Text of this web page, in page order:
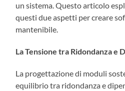
un sistema. Questo articolo
questi due aspetti per creare
mantenibile.
La Tensione tra Ridondanza e
La progettazione di moduli
equilibrio tra ridondanza e